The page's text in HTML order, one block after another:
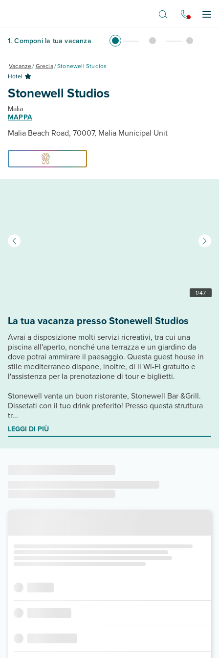
1. Componi la tua vacanza
Vacanze/Grecia/Stonewell Studios
Hotel
Stonewell Studios
Malia
MAPPA
Malia Beach Road, 70007, Malia Municipal Unit
1/47
La tua vacanza presso Stonewell Studios
Avrai a disposizione molti servizi ricreativi, tra cui una
piscina all'aperto, nonché una terrazza e un giardino da
dove potrai ammirare il paesaggio. Questa guest house in
stile mediterraneo dispone, inoltre, di il Wi-Fi gratuito e
l'assistenza per la prenotazione di tour e biglietti.
Stonewell vanta un buon ristorante, Stonewell Bar &Grill.
Dissetati con il tuo drink preferito! Presso questa struttura
tr...
LEGGI DI PIÙ